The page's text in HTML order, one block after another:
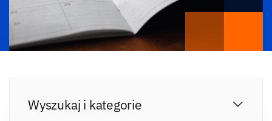
Wyszukaj i kategorie